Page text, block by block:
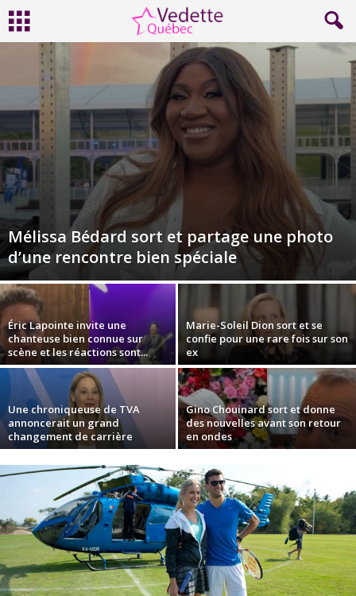
Mélissa Bédard sort et partage une photo
d’une rencontre bien spéciale
Éric Lapointe invite une
chanteuse bien connue sur
scène et les réactions sont...
Marie-Soleil Dion sort et se
confie pour une rare fois sur son
ex
Une chroniqueuse de TVA
annoncerait un grand
changement de carrière
Gino Chouinard sort et donne
des nouvelles avant son retour
en ondes